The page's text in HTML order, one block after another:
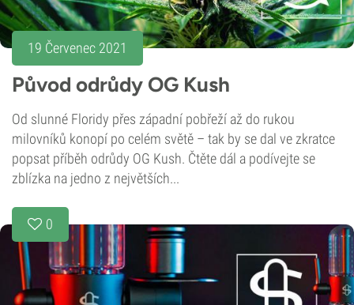
19 Červenec 2021
Původ odrůdy OG Kush
Od slunné Floridy přes západní pobřeží až do rukou
milovníků konopí po celém světě – tak by se dal ve zkratce
popsat příběh odrůdy OG Kush. Čtěte dál a podívejte se
zblízka na jedno z největších...
0